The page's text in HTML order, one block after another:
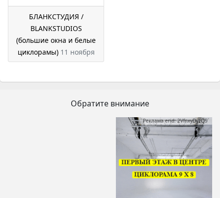
БЛАНКСТУДИЯ /
BLANKSTUDIOS
(большие окна и белые
циклорамы) 11 ноября
Обратите внимание
Реклама erid: 2VfnxyDyzQ9